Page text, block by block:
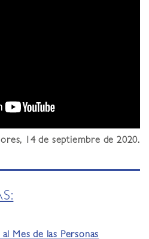
14 de septiembre de 2020.
Mes de las Personas